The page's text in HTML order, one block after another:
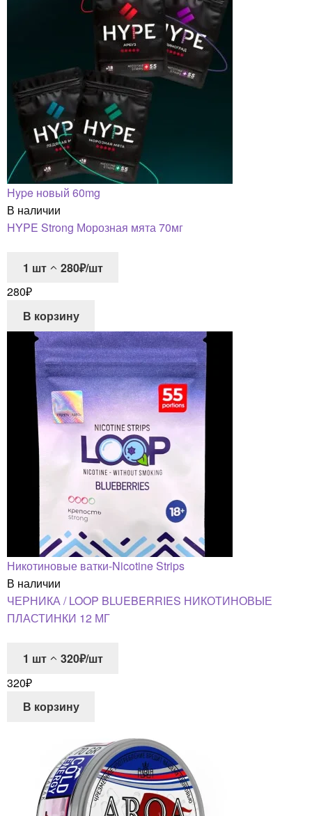
Hype новый 60mg
В наличии
HYPE Strong Морозная мята 70мг
1 шт
280₽/шт
280₽
В корзину
Никотиновые ватки-Nicotine Strips
В наличии
ЧЕРНИКА / LOOP BLUEBERRIES НИКОТИНОВЫЕ
ПЛАСТИНКИ 12 МГ
1 шт
320₽/шт
320₽
В корзину